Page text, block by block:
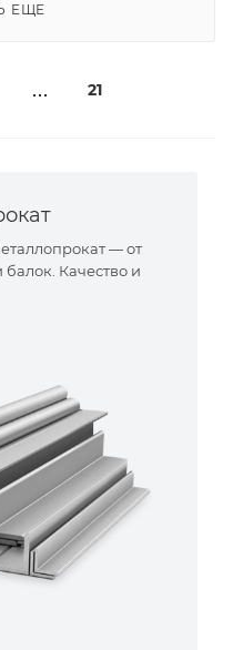
ЕЩЕ
21
— от
балок. Качество и